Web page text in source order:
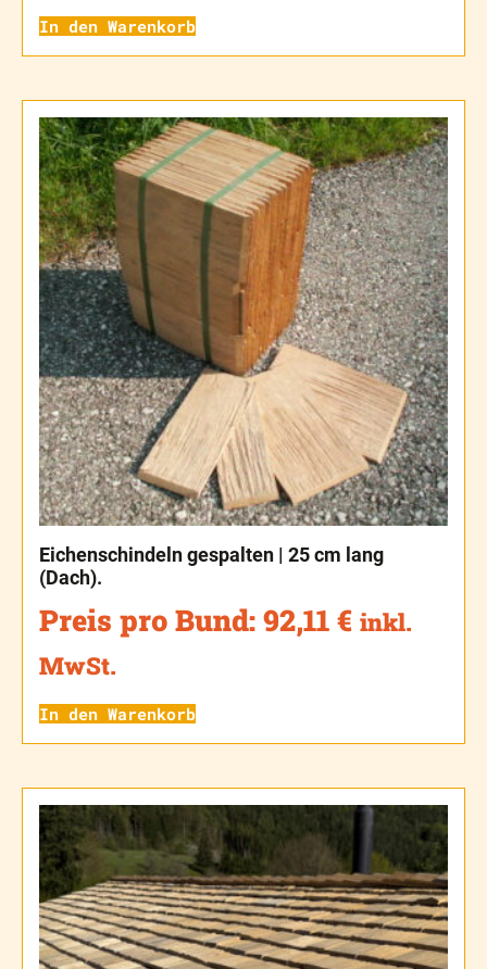
In den Warenkorb
Eichenschindeln gespalten | 25 cm lang
(Dach).
Preis pro Bund: 92,11 € inkl.
MwSt.
In den Warenkorb